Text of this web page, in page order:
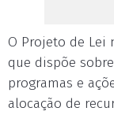
O Projeto de Lei
que dispõe
programas e
alocação de